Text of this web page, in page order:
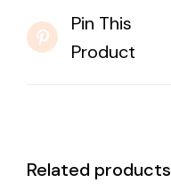
Pin This
Product
Related products